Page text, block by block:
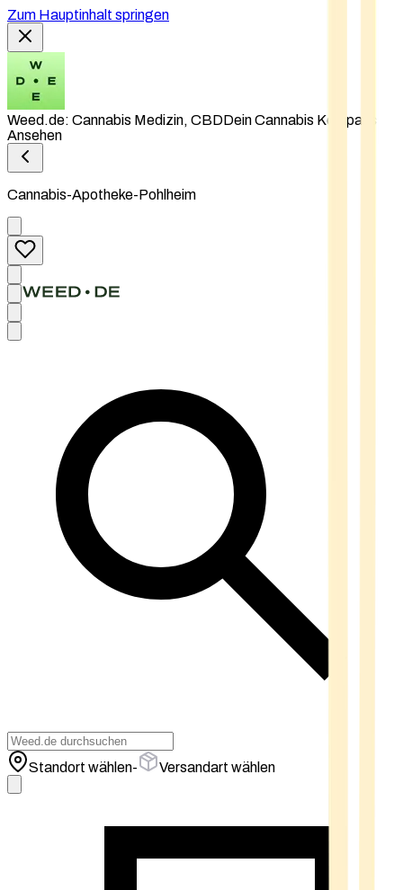
Zum Hauptinhalt springen
Weed.de: Cannabis Medizin, CBDDein Cannabis Kompass
Ansehen
Cannabis-Apotheke-Pohlheim
Standort wählen- Versandart wählen